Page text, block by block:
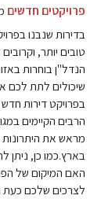
פרויקטים חדשים
בדירות שנבנו
טובים יותר,
הנדל"ן בוחרות
שיכולים לתת לכם
בפרויקט דירות חדש
הרבים הקיימים
מראש את היתרונות
בארץ.כמו כן, ניתן
האם המיקום של
לצרכים שלכם כעת